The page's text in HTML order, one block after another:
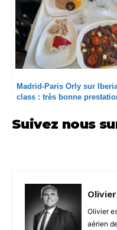
Madrid-Paris Orly sur
class : très bonne
Suivez nous
Olivier
aérien